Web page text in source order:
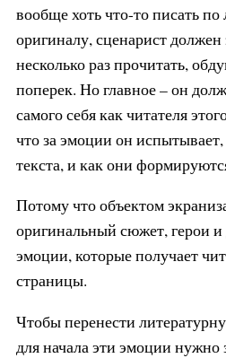
вообще хоть что-то писать
оригиналу, сценарист должен
несколько раз прочитать,
поперек. Но главное – он
самого себя как читателя
что за эмоции он
текста, и как они
Потому что объектом
оригинальный сюжет, герои
эмоции, которые получает
страницы.
Чтобы перенести
для начала эти эмоции нужно